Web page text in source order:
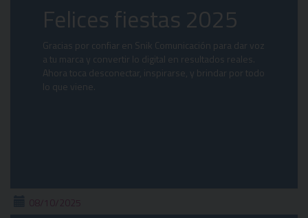
Felices fiestas 2025
Gracias por confiar en Snik Comunicación para dar voz
a tu marca y convertir lo digital en resultados reales.
Ahora toca desconectar, inspirarse, y brindar por todo
lo que viene.
08/10/2025